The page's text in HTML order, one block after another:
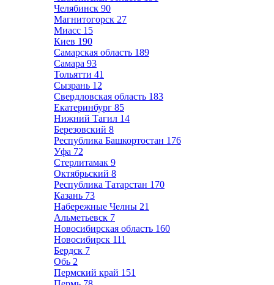
Челябинск 90
Магнитогорск 27
Миасс 15
Киев 190
Самарская область 189
Самара 93
Тольятти 41
Сызрань 12
Свердловская область 183
Екатеринбург 85
Нижний Тагил 14
Березовский 8
Республика Башкортостан 176
Уфа 72
Стерлитамак 9
Октябрьский 8
Республика Татарстан 170
Казань 73
Набережные Челны 21
Альметьевск 7
Новосибирская область 160
Новосибирск 111
Бердск 7
Обь 2
Пермский край 151